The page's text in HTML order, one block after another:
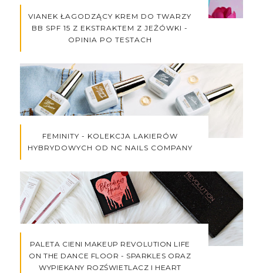
VIANEK ŁAGODZĄCY KREM DO TWARZY
BB SPF 15 Z EKSTRAKTEM Z JEŻÓWKI -
OPINIA PO TESTACH
FEMINITY - KOLEKCJA LAKIERÓW
HYBRYDOWYCH OD NC NAILS COMPANY
PALETA CIENI MAKEUP REVOLUTION LIFE
ON THE DANCE FLOOR - SPARKLES ORAZ
WYPIEKANY ROZŚWIETLACZ I HEART